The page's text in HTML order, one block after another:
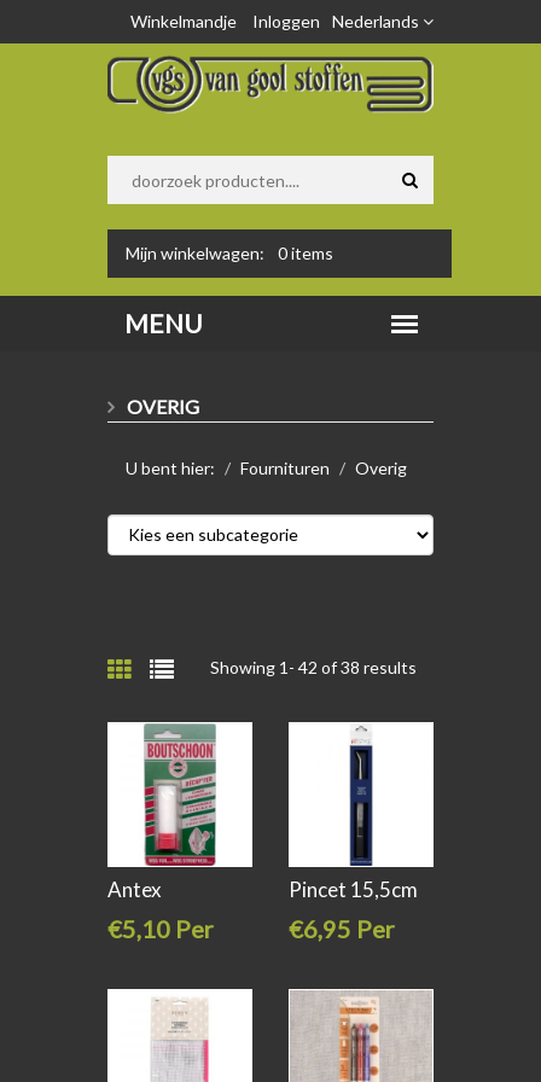
Nederlands
Winkelmandje Inloggen
Mijn winkelwagen: 0items
OVERIG
U bent hier: Fournituren Overig
Showing 1- 42 of 38 results
Antex
€5,10 Per
Pincet 15,5cm
€6,95 Per